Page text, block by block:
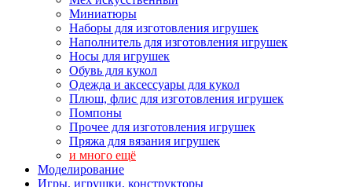
Миниатюры
Наборы для изготовления игрушек
Наполнитель для изготовления игрушек
Носы для игрушек
Обувь для кукол
Одежда и аксессуары для кукол
Плюш, флис для изготовления игрушек
Помпоны
Прочее для изготовления игрушек
Пряжа для вязания игрушек
и много ещё
Моделирование
Игры, игрушки, конструкторы